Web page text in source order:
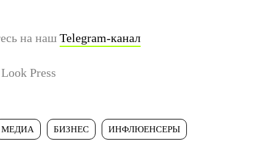
на наш Telegram-канал
Press
МЕДИА БИЗНЕС ИНФЛЮЕНСЕРЫ